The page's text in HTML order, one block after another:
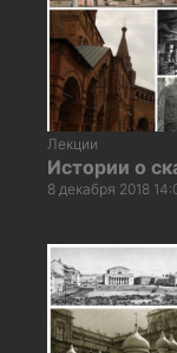
Лекции
Истории о
8 декабря 2018